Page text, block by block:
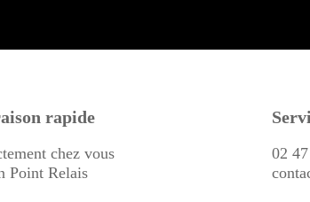
rapide
chez vous
Point Relais
02